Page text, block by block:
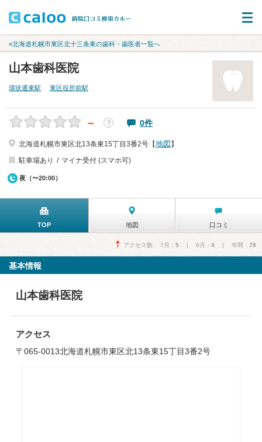
«北海道札幌市東区北十三条東の歯科・歯医者一覧へ
山本歯科医院
環状通東駅 東区役所前駅
－ ？ 0件
北海道札幌市東区北13条東15丁目3番2号【地図 】
駐車場あり
マイナ受付 (スマホ可)
夜（〜20:00）
TOP 地図 口コミ
アクセス数 7月： 5 | 6月： 4 | 年間： 78
基本情報
山本歯科医院
アクセス
〒065-0013北海道札幌市東区北13条東15丁目3番2号